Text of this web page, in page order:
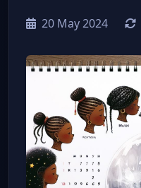
20 May 2024